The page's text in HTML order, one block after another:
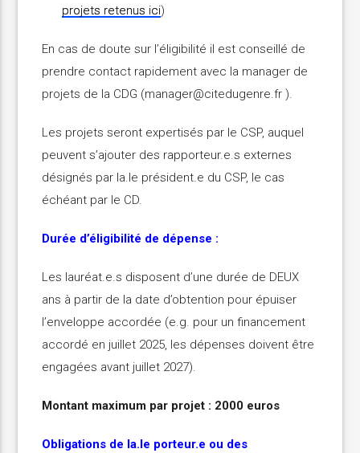
projets retenus ici)
En cas de doute sur l’éligibilité il est conseillé de
prendre contact rapidement avec la manager de
projets de la CDG (manager@citedugenre.fr ).
Les projets seront expertisés par le CSP, auquel
peuvent s’ajouter des rapporteur.e.s externes
désignés par la.le président.e du CSP, le cas
échéant par le CD.
Durée d’éligibilité de dépense :
Les lauréat.e.s disposent d’une durée de DEUX
ans à partir de la date d’obtention pour épuiser
l’enveloppe accordée (e.g. pour un financement
accordé en juillet 2025, les dépenses doivent être
engagées avant juillet 2027).
Montant maximum par projet : 2000 euros
Obligations de la.le porteur.e ou des